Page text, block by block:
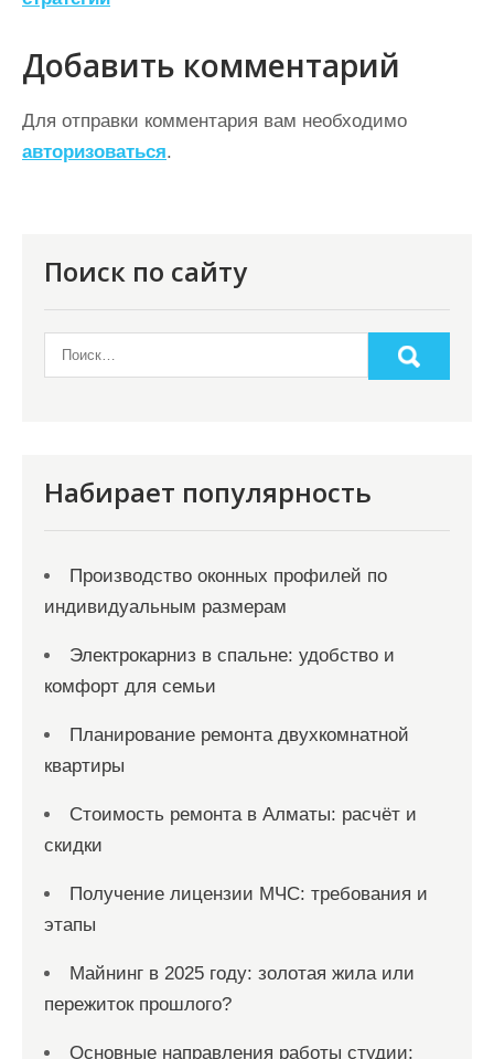
и
г
а
ц
и
м
Добавить комментарий
Для отправки комментария вам необходимо
авторизоваться.
Поиск по сайту
Набирает популярность
Производство оконных профилей по
индивидуальным размерам
Электрокарниз в спальне: удобство и
комфорт для семьи
Планирование ремонта двухкомнатной
квартиры
Стоимость ремонта в Алматы: расчёт и
скидки
Получение лицензии МЧС: требования и
этапы
Майнинг в 2025 году: золотая жила или
пережиток прошлого?
Основные направления работы студии: